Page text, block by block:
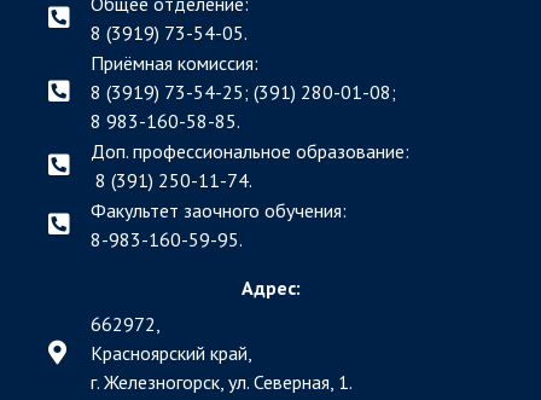
8 (3919) 73-54-05.
Приёмная комиссия:
8 (3919) 73-54-25; (391) 280-01-08;
8 983-160-58-85.
Доп. профессиональное образование:
8 (391) 250-11-74.
Факультет заочного обучения:
8-983-160-59-95.
Адрес:
662972,
Красноярский край,
г. Железногорск, ул. Северная, 1.